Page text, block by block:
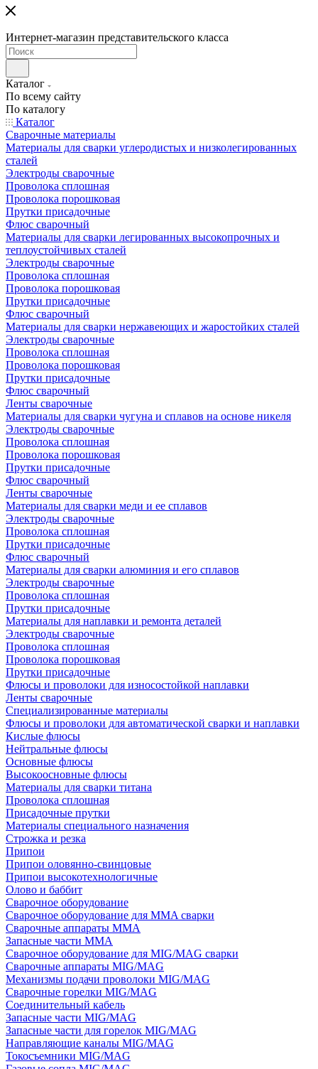
Интернет-магазин представительского класса
Каталог
По всему сайту
По каталогу
Каталог
Сварочные материалы
Материалы для сварки углеродистых и низколегированных
сталей
Электроды сварочные
Проволока сплошная
Проволока порошковая
Прутки присадочные
Флюс сварочный
Материалы для сварки легированных высокопрочных и
теплоустойчивых сталей
Электроды сварочные
Проволока сплошная
Проволока порошковая
Прутки присадочные
Флюс сварочный
Материалы для сварки нержавеющих и жаростойких сталей
Электроды сварочные
Проволока сплошная
Проволока порошковая
Прутки присадочные
Флюс сварочный
Ленты сварочные
Материалы для сварки чугуна и сплавов на основе никеля
Электроды сварочные
Проволока сплошная
Проволока порошковая
Прутки присадочные
Флюс сварочный
Ленты сварочные
Материалы для сварки меди и ее сплавов
Электроды сварочные
Проволока сплошная
Прутки присадочные
Флюс сварочный
Материалы для сварки алюминия и его сплавов
Электроды сварочные
Проволока сплошная
Прутки присадочные
Материалы для наплавки и ремонта деталей
Электроды сварочные
Проволока сплошная
Проволока порошковая
Прутки присадочные
Флюсы и проволоки для износостойкой наплавки
Ленты сварочные
Специализированные материалы
Флюсы и проволоки для автоматической сварки и наплавки
Кислые флюсы
Нейтральные флюсы
Основные флюсы
Высокоосновные флюсы
Материалы для сварки титана
Проволока сплошная
Присадочные прутки
Материалы специального назначения
Строжка и резка
Припои
Припои оловянно-свинцовые
Припои высокотехнологичные
Олово и баббит
Сварочное оборудование
Сварочное оборудование для MMA сварки
Сварочные аппараты MMA
Запасные части MMA
Сварочное оборудование для MIG/MAG сварки
Сварочные аппараты MIG/MAG
Механизмы подачи проволоки MIG/MAG
Сварочные горелки MIG/MAG
Соединительный кабель
Запасные части MIG/MAG
Запасные части для горелок MIG/MAG
Направляющие каналы MIG/MAG
Токосъемники MIG/MAG